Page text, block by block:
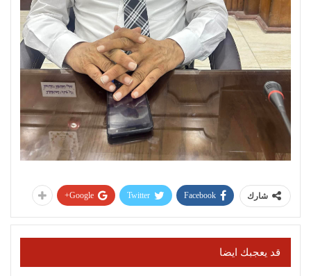
شارك Facebook
Twitter
Google+
قد يعجبك ايضا